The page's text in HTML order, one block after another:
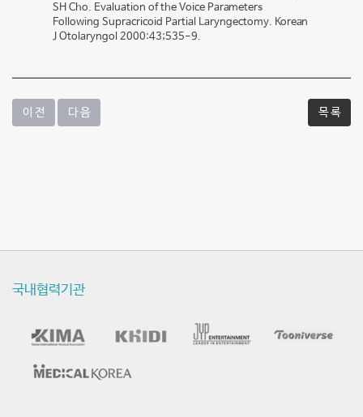
SH Cho. Evaluation of the Voice Parameters
Following Supracricoid Partial Laryngectomy. Korean
J Otolaryngol 2000:43;535-9.
이 전 다 음 목 록
국내협력기관